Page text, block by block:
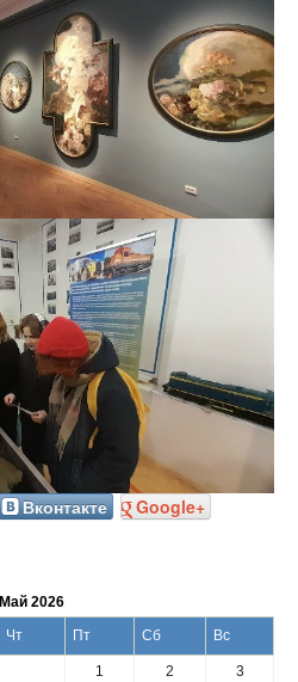
Вконтакте Google+
Май 2026
Чт Пт Сб Вс
1 2
3